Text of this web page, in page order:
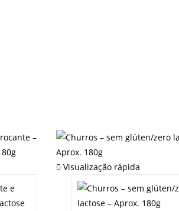
Visualização rápida